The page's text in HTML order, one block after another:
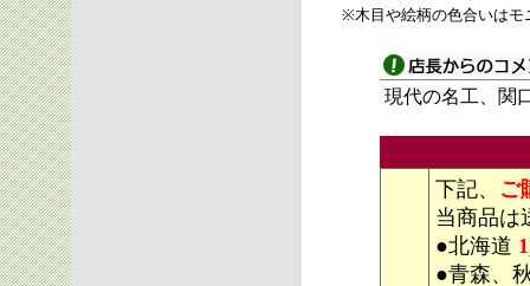
※木目や絵柄の色合いはモ
現代の名工、関
下記、
ご
当商品は
●北海道
●青森、